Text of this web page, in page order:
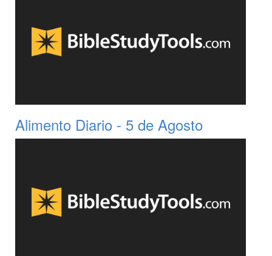
Alimento Diario - 5 de Agosto